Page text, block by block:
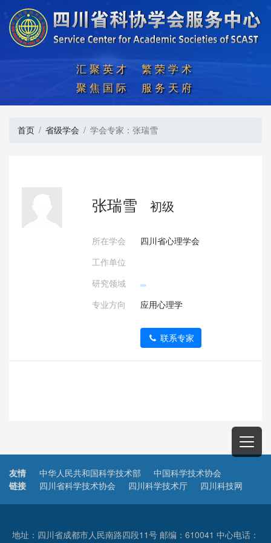
汇聚英才  繁荣学术
聚焦国际  服务天府
首页 省级学会 学会专家：张瑞雪
张瑞雪 初级
所在学会
四川省心理学会
工作单位
研究领域
专业方向
应用心理学
联系专家
友情
链接
中华人民共和国科学技术部
中国科学技术协会
四川省科学技术协会
四川科学技术厅 四川科技网
地址：四川省成都市人民南路四段11号 邮编：610041 中心电话：